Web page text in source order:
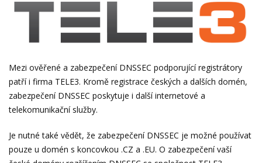
Mezi ověřené a zabezpečení DNSSEC podporující registrátory
patří i firma TELE3. Kromě registrace českých a dalších domén,
zabezpečení DNSSEC poskytuje i další internetové a
telekomunikační služby.
Je nutné také vědět, že zabezpečení DNSSEC je možné používat
pouze u domén s koncovkou .CZ a .EU. O zabezpečení vaší